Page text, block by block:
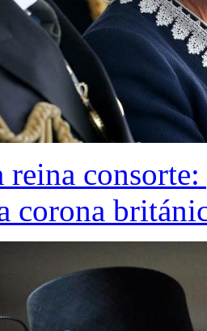
reina
corona